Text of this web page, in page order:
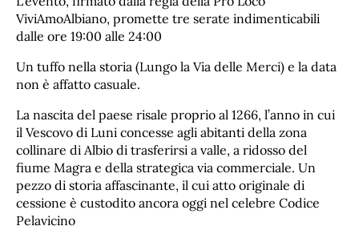
ViviAmoAlbiano, promette tre serate indimenticabili
dalle ore 19:00 alle 24:00
​Un tuffo nella storia (Lungo la Via delle Merci) e la data
non è affatto casuale.
La nascita del paese risale proprio al 1266, l’anno in cui
il Vescovo di Luni concesse agli abitanti della zona
collinare di Albio di trasferirsi a valle, a ridosso del
fiume Magra e della strategica via commerciale. Un
pezzo di storia affascinante, il cui atto originale di
cessione è custodito ancora oggi nel celebre Codice
Pelavicino